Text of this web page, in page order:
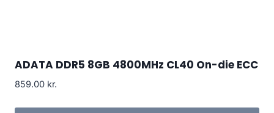
ADATA DDR5 8GB 4800MHz CL40 On-die ECC
859.00 kr.